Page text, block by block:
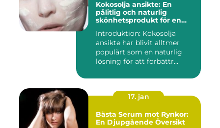
Kokosolja ansikte: En
pålitlig och naturlig
skönhetsprodukt för en
Introduktion: Kokosolja
ansikte har blivit alltmer
populärt som en naturlig
lösning för att förbättr...
17. jan
Bästa Serum mot Rynkor:
En Djupgående Översikt